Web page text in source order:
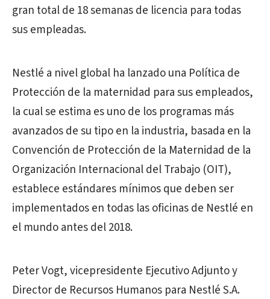
gran total de 18 semanas de licencia para todas
sus empleadas.
Nestlé a nivel global ha lanzado una Política de
Protección de la maternidad para sus empleados,
la cual se estima es uno de los programas más
avanzados de su tipo en la industria, basada en la
Convención de Protección de la Maternidad de la
Organización Internacional del Trabajo (OIT),
establece estándares mínimos que deben ser
implementados en todas las oficinas de Nestlé en
el mundo antes del 2018.
Peter Vogt, vicepresidente Ejecutivo Adjunto y
Director de Recursos Humanos para Nestlé S.A.